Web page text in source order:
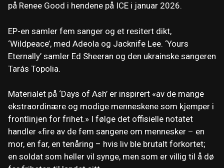
på Renee Good i hendene på ICE i januar 2026.
EP-en samler fem sanger og et resitert dikt,
‘Wildpeace’, med Adeola og Jacknife Lee. ‘Yours
Eternally’ samler Ed Sheeran og den ukrainske sangeren
Tarás Topolia.
Materialet på ‘Days of Ash’ er inspirert «av de mange
ekstraordinære og modige menneskene som kjemper i
frontlinjen for frihet.» I følge det offisielle notatet
handler «fire av de fem sangene om mennesker – en
mor, en far, en tenåring – hvis liv ble brutalt forkortet;
en soldat som heller vil synge, men som er villig til å dø